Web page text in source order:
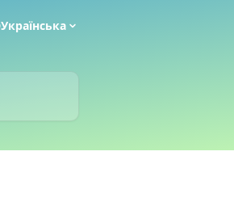
Українська